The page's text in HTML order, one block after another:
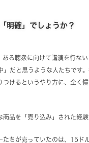
明確」でしょうか？
ある聴衆に向けて講演を行な
」だと思うような人たちです
つけるというやり方に、全く
品を「売り込み」された経験
たちが売っていたのは、15ド